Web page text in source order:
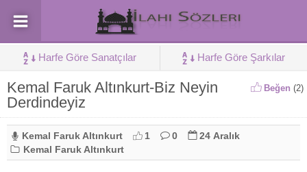
Harfe Göre Sanatçılar Harfe Göre Şarkılar
Kemal Faruk Altınkurt-Biz Neyin
Derdindeyiz
Beğen (2)
Kemal Faruk Altınkurt 1 0
24 Aralık
Kemal Faruk Altınkurt